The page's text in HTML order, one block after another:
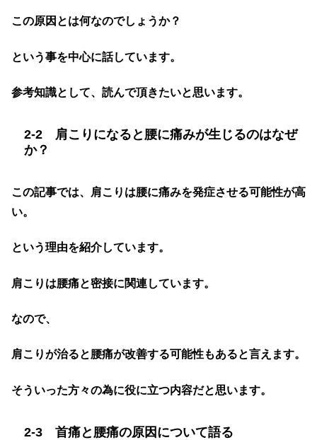
この原因とは何なのでしょうか？
という事を中心に話しています。
参考知識として、読んで頂きたいと思います。
2-2 肩こりになると腰に痛みが生じるのはなぜ
か？
この記事では、肩こりは腰に痛みを発症させる可能性が高
い。
という理由を紹介しています。
肩こりは腰痛と密接に関連しています。
なので、
肩こりが治ると腰痛が改善する可能性もあると言えます。
そういった方々の為に役に立つ内容だと思います。
2-3 首痛と腰痛の原因について語る